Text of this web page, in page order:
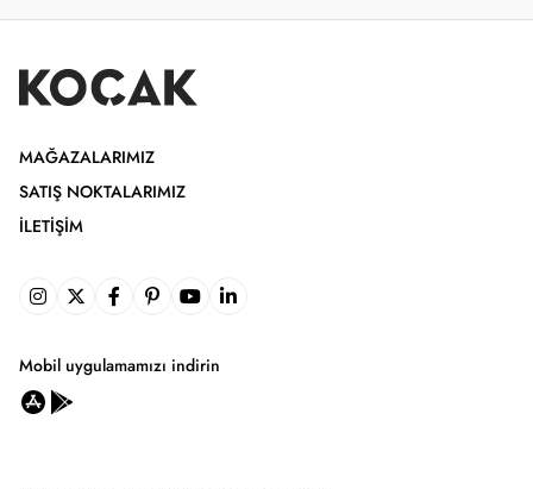
MAĞAZALARIMIZ
SATIŞ NOKTALARIMIZ
İLETIŞIM
Mobil uygulamamızı indirin